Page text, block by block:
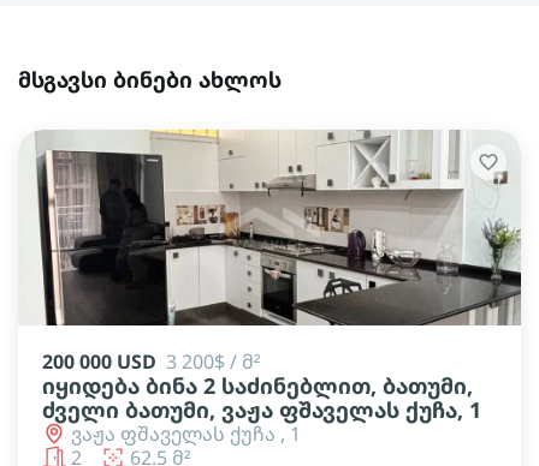
მსგავსი ბინები ახლოს
200 000 USD 3 200$ / მ²
იყიდება ბინა 2 საძინებლით, ბათუმი,
ძველი ბათუმი, ვაჟა ფშაველას ქუჩა, 1
ვაჟა ფშაველას ქუჩა , 1
2
62.5 მ²